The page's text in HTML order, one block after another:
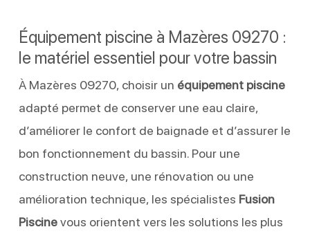
Équipement piscine à Mazères 09270 :
le matériel essentiel pour votre bassin
À Mazères 09270, choisir un équipement piscine
adapté permet de conserver une eau claire,
d’améliorer le confort de baignade et d’assurer le
bon fonctionnement du bassin. Pour une
construction neuve, une rénovation ou une
amélioration technique, les spécialistes Fusion
Piscinevous orientent vers les solutions les plus